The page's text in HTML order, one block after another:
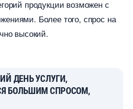
продукции возможен с
Более того, спрос на
высокий.
ДЕНЬ УСЛУГИ,
БОЛЬШИМ СПРОСОМ,